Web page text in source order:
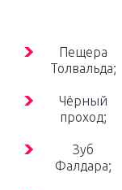
Пещера
Толвальда;
Чёрный
проход;
Зуб
Фалдара;